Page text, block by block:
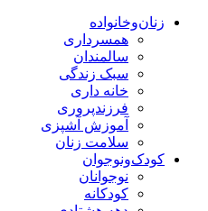
زنان‌وخانواده
همسرداری
سالمندان
سبک زندگی
خانه داری
فرزندپروری
آموزش آشپزی
سلامت زنان
کودک‌ونوجوان
نوجوانان
کودکانه